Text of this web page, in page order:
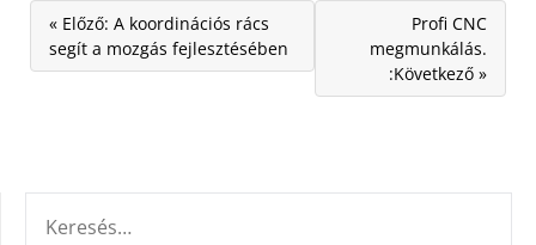
« Előző: A koordinációs rács
segít a mozgás fejlesztésében
Profi CNC
megmunkálás.
:Következő »